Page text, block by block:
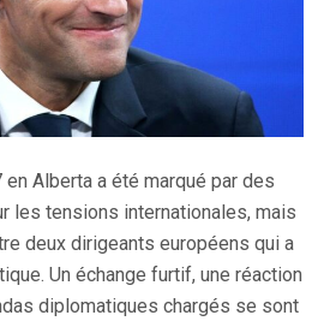
Alberta a été marqué par des
les tensions internationales, mais
deux dirigeants européens qui a
Un échange furtif, une réaction
diplomatiques chargés se sont